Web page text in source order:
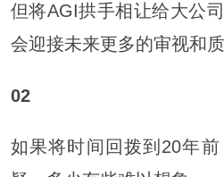
但将AGI拱手相让给大公
会迎接未来更多的审视和质
02
如果将时间回拨到20年